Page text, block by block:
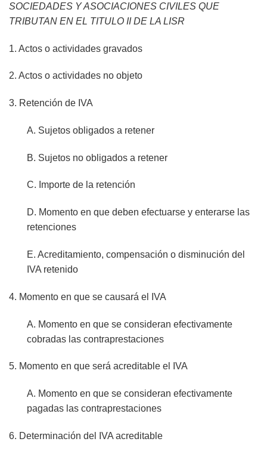
SOCIEDADES Y ASOCIACIONES CIVILES QUE
TRIBUTAN EN EL TITULO II DE LA LISR
1. Actos o actividades gravados
2. Actos o actividades no objeto
3. Retención de IVA
A. Sujetos obligados a retener
B. Sujetos no obligados a retener
C. Importe de la retención
D. Momento en que deben efectuarse y enterarse las
retenciones
E. Acreditamiento, compensación o disminución del
IVA retenido
4. Momento en que se causará el IVA
A. Momento en que se consideran efectivamente
cobradas las contraprestaciones
5. Momento en que será acreditable el IVA
A. Momento en que se consideran efectivamente
pagadas las contraprestaciones
6. Determinación del IVA acreditable